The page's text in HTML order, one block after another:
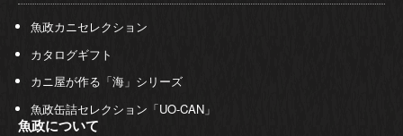
魚政カニセレクション
カタログギフト
カニ屋が作る「海」シリーズ
魚政缶詰セレクション「UO-CAN」
魚政について